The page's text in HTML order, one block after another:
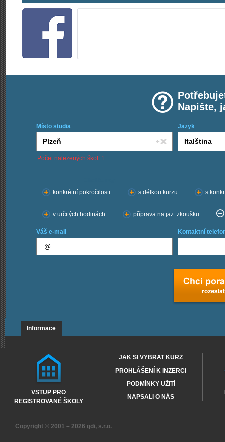
Napište,
Místo studia Jazyk
Počet nalezených škol: 1
konkrétní pokročilosti
s délkou kurzu s
v určitých hodinách příprava na jaz. zkoušku
Váš e-mail Kontaktní
Informace
VSTUP PRO
REGISTROVANÉ ŠKOLY
JAK SI VYBRAT KURZ
PROHLÁŠENÍ K INZERCI
PODMÍNKY UŽITÍ
NAPSALI O NÁS
Copyright © 2001 – 2026 gdi, s.r.o.